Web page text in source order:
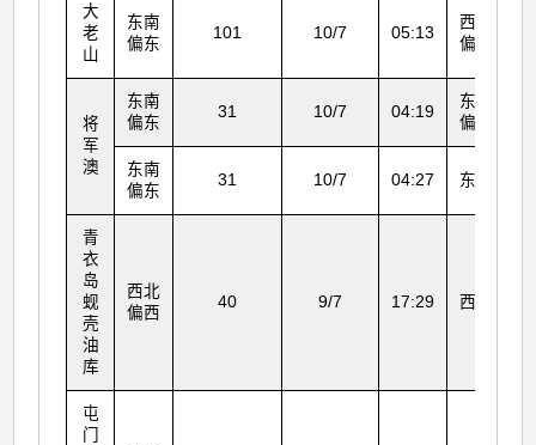
大
老
山
东南
偏东
101 10/7 05:13
西北
偏北
将
军
澳
东南
偏东
31 10/7 04:19
东北
偏东
东南
偏东
31 10/7 04:27 东北
青
衣
岛
蚬
壳
油
库
西北
偏西
40 9/7 17:29 西北
屯
门